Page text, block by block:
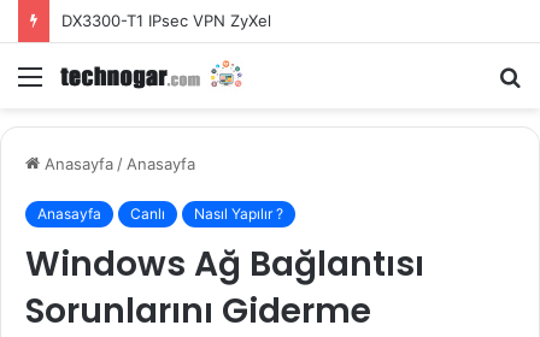
DX3300-T1 IPsec VPN ZyXel
Menü
Anasayfa / Anasayfa
Anasayfa Canlı Nasıl Yapılır ?
Windows Ağ Bağlantısı
Sorunlarını Giderme